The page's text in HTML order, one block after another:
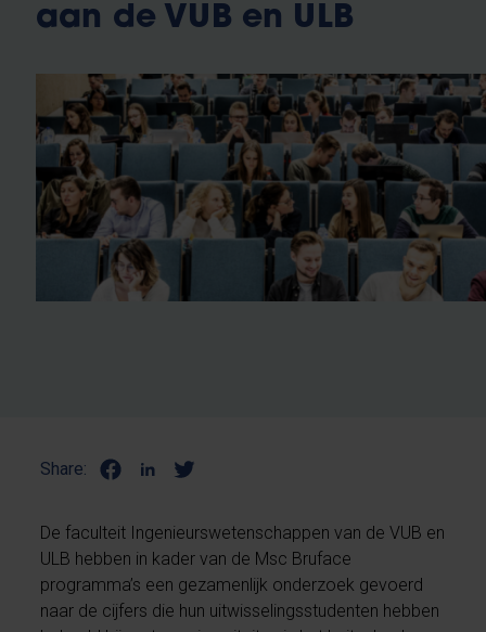
aan de VUB en ULB
Share:
De faculteit Ingenieurswetenschappen van de VUB en
ULB hebben in kader van de Msc Bruface
programma’s een gezamenlijk onderzoek gevoerd
naar de cijfers die hun uitwisselingsstudenten hebben